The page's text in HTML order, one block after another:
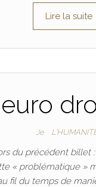
Lire la suite
Je
du précédent billet
« problématique »
fil du temps de